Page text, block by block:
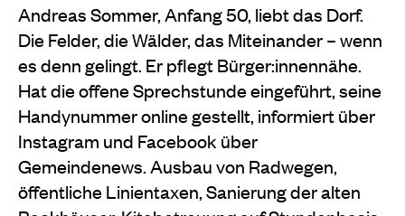
Andreas Sommer, Anfang 50, liebt das Dorf.
Die Felder, die Wälder, das Miteinander – wenn
es denn gelingt. Er pflegt Bürger:innennähe.
Hat die offene Sprechstunde eingeführt, seine
Handynummer online gestellt, informiert über
Instagram und Facebook über
Gemeindenews. Ausbau von Radwegen,
öffentliche Linientaxen, Sanierung der alten